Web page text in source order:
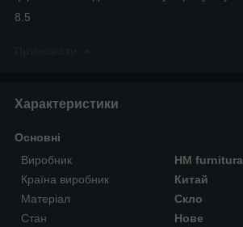
8.5
Характеристики
Основні
Виробник
HM furnitura
Країна виробник
Китай
Матеріал
Скло
Стан
Нове